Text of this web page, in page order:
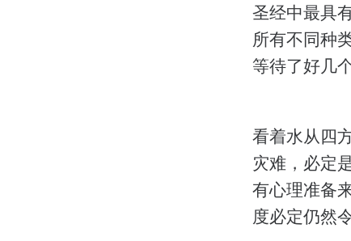
圣经中最具
所有不同种
等待了好几
看着水从四
灾难，必定
有心理准备
度必定仍然